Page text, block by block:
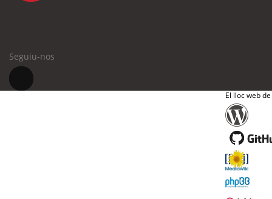
Seguiu-nos
El lloc web